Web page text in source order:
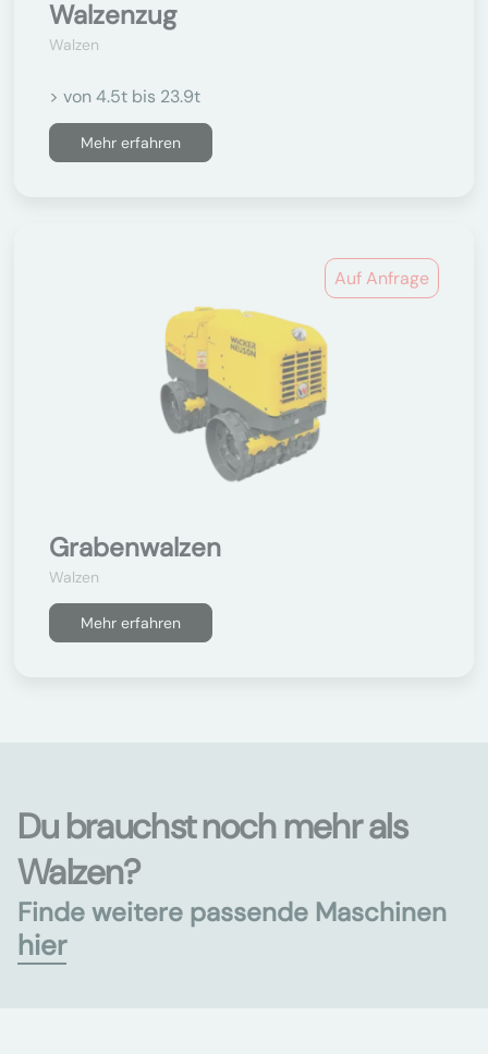
Walzenzug
Walzen
> von 4.5t bis 23.9t
Mehr erfahren
Auf Anfrage
Grabenwalzen
Walzen
Mehr erfahren
Du brauchst noch mehr als
Walzen?
Finde weitere passende Maschinen
hier